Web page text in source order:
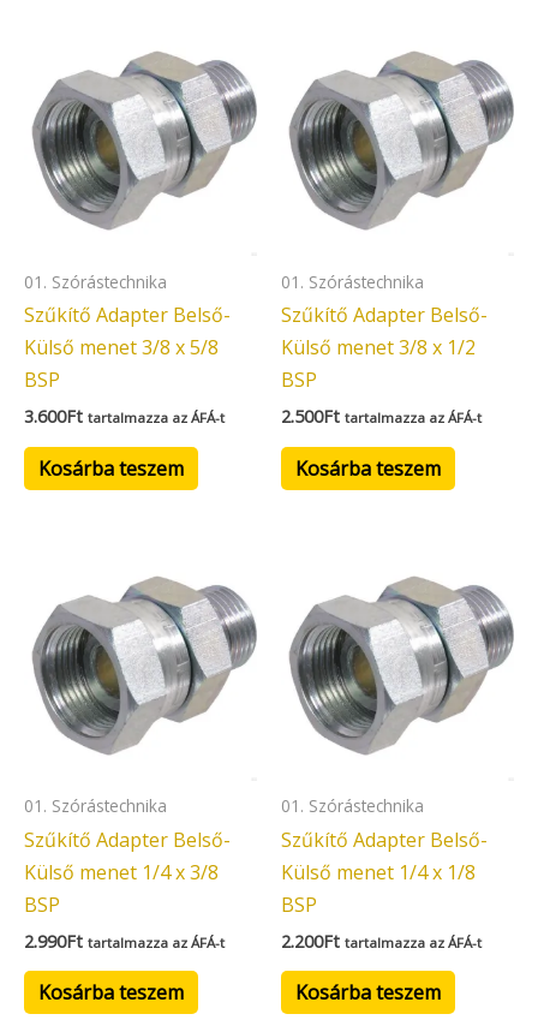
01. Szórástechnika
Szűkítő Adapter Belső-
Külső menet 3/8 x 5/8
BSP
3.600Ft tartalmazza az ÁFÁ-t
Kosárba teszem
01. Szórástechnika
Szűkítő Adapter Belső-
Külső menet 3/8 x 1/2
BSP
2.500Ft tartalmazza az ÁFÁ-t
Kosárba teszem
01. Szórástechnika
Szűkítő Adapter Belső-
Külső menet 1/4 x 3/8
BSP
2.990Ft tartalmazza az ÁFÁ-t
Kosárba teszem
01. Szórástechnika
Szűkítő Adapter Belső-
Külső menet 1/4 x 1/8
BSP
2.200Ft tartalmazza az ÁFÁ-t
Kosárba teszem